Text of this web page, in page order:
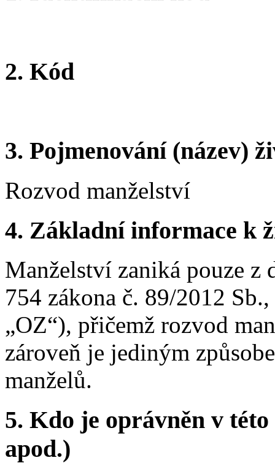
2. Kód
3. Pojmenování (název)
Rozvod manželství
4. Základní informace k
Manželství zaniká pouze z
754 zákona č. 89/2012
„OZ“), přičemž rozvod
zároveň je jediným
manželů.
5. Kdo je oprávněn v
apod.)